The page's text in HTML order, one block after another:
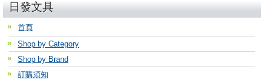
日發文具
首頁
Shop by Category
Shop by Brand
訂購須知